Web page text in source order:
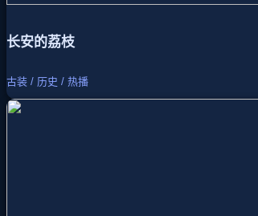
长安的荔枝
古装 / 历史 / 热播